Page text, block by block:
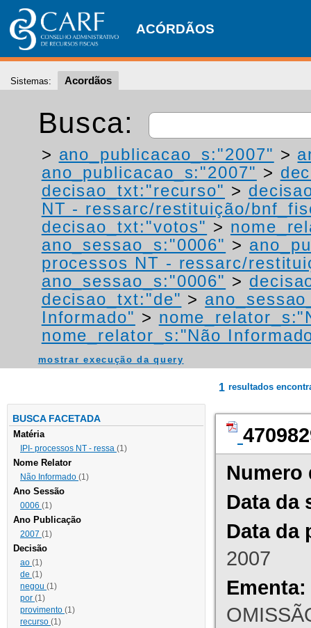
ACÓRDÃOS
Sistemas: Acordãos
Busca:
> ano_publicacao_s:"2007" >
ano_publicacao_s:"2007" >
decisao_txt:"recurso" >
NT - ressarc/restituição/
decisao_txt:"votos" >
ano_sessao_s:"0006" >
processos NT - ressarc/
ano_sessao_s:"0006" >
decisao_txt:"de" >
Informado" >
nome_relator_s:"Não
mostrar execução da query
BUSCA FACETADA
Matéria
IPI- processos NT - ressa (1)
Nome Relator
Não Informado (1)
Ano Sessão
0006 (1)
Ano Publicação
2007 (1)
Decisão
ao (1)
de (1)
negou (1)
por (1)
provimento (1)
recurso (1)
1 resultados
Numero
Data da
Data da
2007
Ementa: